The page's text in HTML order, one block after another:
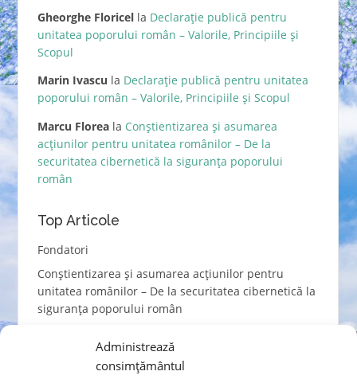
Administrează
consimțământul
Gheorghe Floricella Declarație publică pentru
unitatea poporului român – Valorile, Principiile și
Scopul
Marin Ivascu la Declarație publică pentru unitatea
poporului român – Valorile, Principiile și Scopul
Marcu Floreala Conștientizarea și asumarea
acțiunilor pentru unitatea românilor – De la
securitatea cibernetică la siguranța poporului
român
Top Articole
Fondatori
Conștientizarea și asumarea acțiunilor pentru
unitatea românilor – De la securitatea cibernetică la
siguranța poporului român
CONSTRUIM O COMUNITATE ÎN CARE OAMENII SE
CUNOSC ȘI SE AJUTĂ RECIPROC!